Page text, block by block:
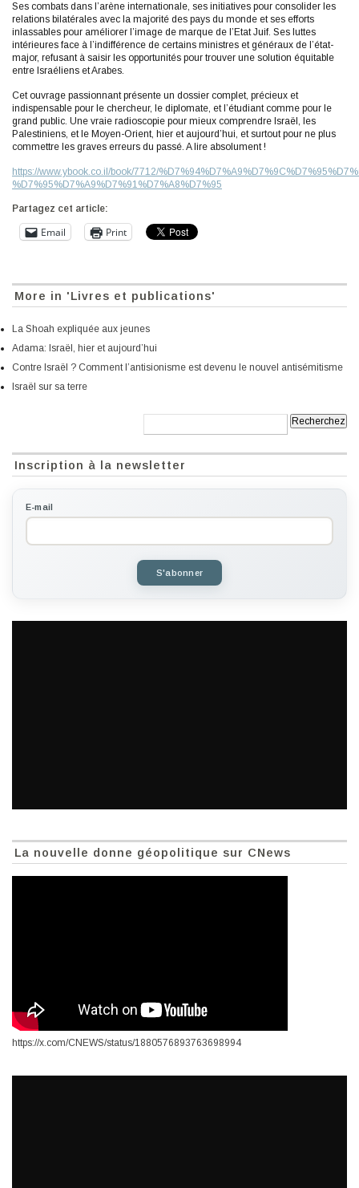
Ses combats dans l’arène internationale, ses initiatives pour consolider les
relations bilatérales avec la majorité des pays du monde et ses efforts
inlassables pour améliorer l’image de marque de l’Etat Juif. Ses luttes
intérieures face à l’indifférence de certains ministres et généraux de l’état-
major, refusant à saisir les opportunités pour trouver une solution équitable
entre Israéliens et Arabes.
Cet ouvrage passionnant présente un dossier complet, précieux et
indispensable pour le chercheur, le diplomate, et l’étudiant comme pour le
grand public. Une vraie radioscopie pour mieux comprendre Israël, les
Palestiniens, et le Moyen-Orient, hier et aujourd’hui, et surtout pour ne plus
commettre les graves erreurs du passé. A lire absolument !
https://www.ybook.co.il/book/7712/
%D7%95%D7%A9%D7%91%D7%A8%D7%95
Partagez cet article:
Email Print
More in 'Livres et publications'
La Shoah expliquée aux jeunes
Adama: Israël, hier et aujourd’hui
Contre Israël ? Comment l’antisionisme est devenu le nouvel antisémitisme
Israël sur sa terre
Inscription à la newsletter
E-mail
S'abonner
La nouvelle donne géopolitique sur CNews
https://x.com/CNEWS/status/1880576893763698994